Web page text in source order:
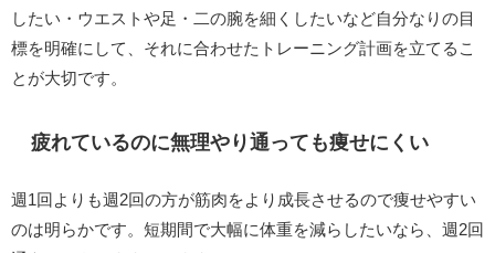
したい・ウエストや足・二の腕を細くしたいなど自分なりの目
標を明確にして、それに合わせたトレーニング計画を立てるこ
とが大切です。
疲れているのに無理やり通っても痩せにくい
週1回よりも週2回の方が筋肉をより成長させるので痩せやすい
のは明らかです。短期間で大幅に体重を減らしたいなら、週2回